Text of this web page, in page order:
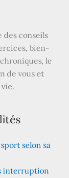
des conseils
bien-
le
de vous et
selon sa
interruption